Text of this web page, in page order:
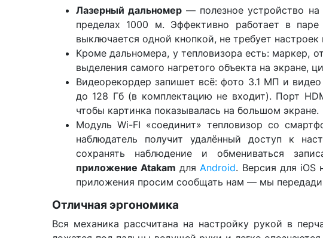
Лазерный дальномер — полезное устройство
пределах 1000 м. Эффективно работает в
выключается одной кнопкой, не требует
Кроме дальномера, у тепловизора есть: маркер,
выделения самого нагретого объекта на
Видеорекордер запишет всё: фото 3.1 МП и
до 128 Гб (в комплектацию не входит). Порт
чтобы картинка показывалась на большом экране.
Модуль Wi-FI «соединит» тепловизор со
наблюдатель получит удалённый доступ к
сохранять наблюдение и обмениваться
приложение Atakam дляAndroid. Версия для iOS
приложения просим сообщать нам — мы
Отличная эргономика
Вся механика рассчитана на настройку рукой в